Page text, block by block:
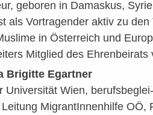
geboren in Damaskus,
als Vortragender aktiv zu
in Österreich und
Mitglied des
Brigitte Egartner
Universität Wien,
MigrantInnenhilfe